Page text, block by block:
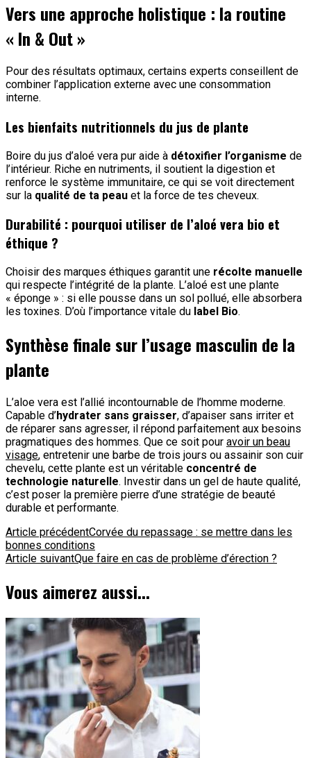
Vers une approche holistique : la routine
« In & Out »
Pour des résultats optimaux, certains experts conseillent de
combiner l’application externe avec une consommation
interne.
Les bienfaits nutritionnels du jus de plante
Boire du jus d’aloé vera pur aide à détoxifier l’organisme de
l’intérieur. Riche en nutriments, il soutient la digestion et
renforce le système immunitaire, ce qui se voit directement
sur la qualité de ta peau et la force de tes cheveux.
Durabilité : pourquoi utiliser de l’aloé vera bio et
éthique ?
Choisir des marques éthiques garantit une récolte manuelle
qui respecte l’intégrité de la plante. L’aloé est une plante
« éponge » : si elle pousse dans un sol pollué, elle absorbera
les toxines. D’où l’importance vitale du label Bio.
Synthèse finale sur l’usage masculin de la
plante
L’aloe vera est l’allié incontournable de l’homme moderne.
Capable d’hydrater sans graisser, d’apaiser sans irriter et
de réparer sans agresser, il répond parfaitement aux besoins
pragmatiques des hommes. Que ce soit pour avoir un beau
visage, entretenir une barbe de trois jours ou assainir son cuir
chevelu, cette plante est un véritable concentré de
technologie naturelle. Investir dans un gel de haute qualité,
c’est poser la première pierre d’une stratégie de beauté
durable et performante.
Navigation
d'article
Article précédentCorvée du repassage : se mettre dans les
bonnes conditions
Article suivantQue faire en cas de problème d’érection ?
Vous aimerez aussi...